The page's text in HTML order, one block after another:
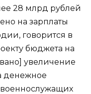
28 млрд рублей
на зарплаты
говорится в
бюджета на
увеличение
денежное